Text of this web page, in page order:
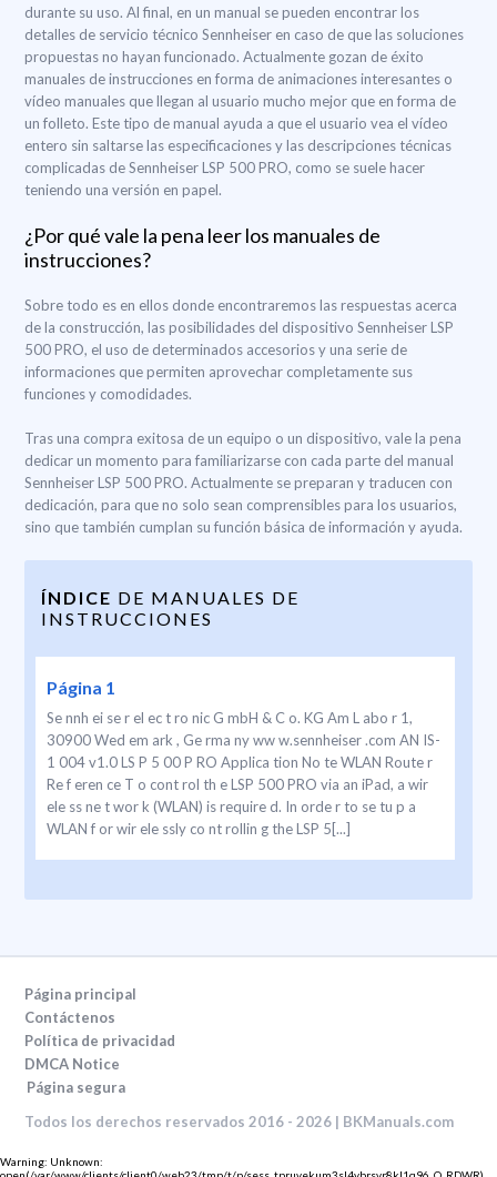
durante su uso. Al final, en un manual se pueden encontrar los
detalles de servicio técnico Sennheiser en caso de que las soluciones
propuestas no hayan funcionado. Actualmente gozan de éxito
manuales de instrucciones en forma de animaciones interesantes o
vídeo manuales que llegan al usuario mucho mejor que en forma de
un folleto. Este tipo de manual ayuda a que el usuario vea el vídeo
entero sin saltarse las especificaciones y las descripciones técnicas
complicadas de Sennheiser LSP 500 PRO, como se suele hacer
teniendo una versión en papel.
¿Por qué vale la pena leer los manuales de
instrucciones?
Sobre todo es en ellos donde encontraremos las respuestas acerca
de la construcción, las posibilidades del dispositivo Sennheiser LSP
500 PRO, el uso de determinados accesorios y una serie de
informaciones que permiten aprovechar completamente sus
funciones y comodidades.
Tras una compra exitosa de un equipo o un dispositivo, vale la pena
dedicar un momento para familiarizarse con cada parte del manual
Sennheiser LSP 500 PRO. Actualmente se preparan y traducen con
dedicación, para que no solo sean comprensibles para los usuarios,
sino que también cumplan su función básica de información y ayuda.
ÍNDICE DE MANUALES DE
INSTRUCCIONES
Página 1
Se nnh ei se r el ec t ro nic G mbH & C o. KG Am L abo r 1,
30900 Wed em ark , Ge rma ny ww w.sennheiser .com AN IS-
1 004 v1.0 LS P 5 00 P RO Applica tion No te WLAN Route r
Re f eren ce T o cont rol th e LSP 500 PRO via an iPad, a wir
ele ss ne t wor k (WLAN) is require d. In orde r to se tu p a
WLAN f or wir ele ssly co nt rollin g the LSP 5[...]
Página principal
Contáctenos
Política de privacidad
DMCA Notice
Página segura
Todos los derechos reservados 2016 - 2026 | BKManuals.com
Warning: Unknown: